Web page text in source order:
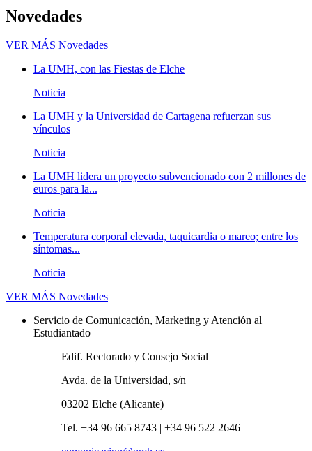
Novedades
VER MÁS Novedades
La UMH, con las Fiestas de Elche
Noticia
La UMH y la Universidad de Cartagena refuerzan sus
vínculos
Noticia
La UMH lidera un proyecto subvencionado con 2 millones de
euros para la...
Noticia
Temperatura corporal elevada, taquicardia o mareo; entre los
síntomas...
Noticia
VER MÁS Novedades
Servicio de Comunicación, Marketing y Atención al
Estudiantado
Edif. Rectorado y Consejo Social
Avda. de la Universidad, s/n
03202 Elche (Alicante)
Tel. +34 96 665 8743 | +34 96 522 2646